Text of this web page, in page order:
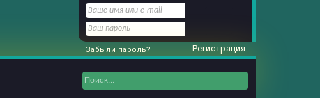
Забыли пароль? Регистрация